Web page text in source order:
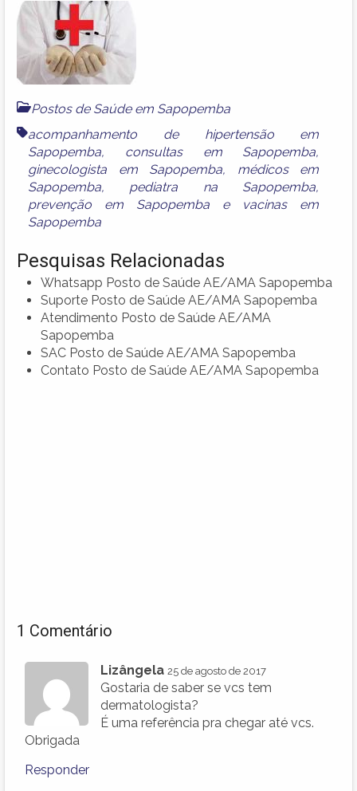
Postos de Saúde em Sapopemba
acompanhamento de hipertensão em
Sapopemba, consultas em Sapopemba,
ginecologista em Sapopemba, médicos em
Sapopemba, pediatra na Sapopemba,
prevenção em Sapopemba e vacinas em
Sapopemba
Pesquisas Relacionadas
Whatsapp Posto de Saúde AE/AMA Sapopemba
Suporte Posto de Saúde AE/AMA Sapopemba
Atendimento Posto de Saúde AE/AMA
Sapopemba
SAC Posto de Saúde AE/AMA Sapopemba
Contato Posto de Saúde AE/AMA Sapopemba
1 Comentário
Lizângela 25 de agosto de 2017
Gostaria de saber se vcs tem
dermatologista?
É uma referência pra chegar até vcs.
Obrigada
Responder